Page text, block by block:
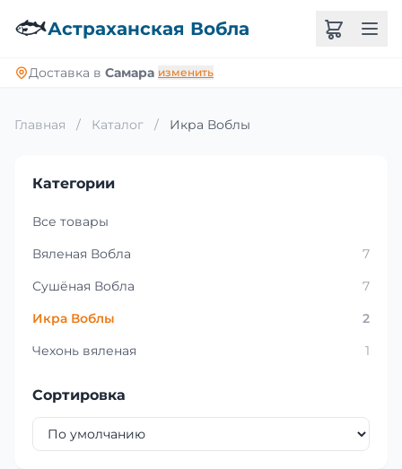
🐟Астраханская Вобла
Доставка в Самара изменить
Главная / Каталог / Икра Воблы
Категории
Все товары
Вяленая Вобла
7
Сушёная Вобла
7
Икра Воблы
2
Чехонь вяленая
1
Сортировка